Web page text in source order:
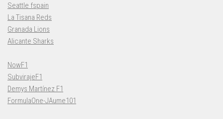
Seattle fspain
La Tisana Reds
Granada Lions
Alicante Sharks
NowF1
SubvirajeF1
Demys Martínez F1
FormulaOne-JAume101